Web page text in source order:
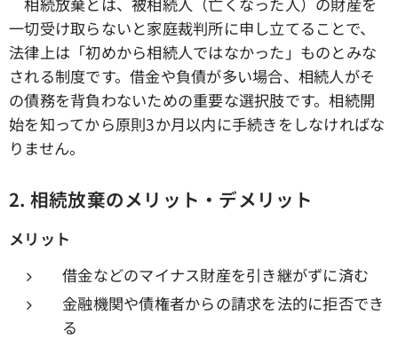
一切受け取らないと家庭裁判所に申し立てることで、
法律上は「初めから相続人ではなかった」ものとみな
される制度です。借金や負債が多い場合、相続人がそ
の債務を背負わないための重要な選択肢です。相続開
始を知ってから原則3か月以内に手続きをしなければな
りません。
2. 相続放棄のメリット・デメリット
メリット
借金などのマイナス財産を引き継がずに済む
金融機関や債権者からの請求を法的に拒否でき
る